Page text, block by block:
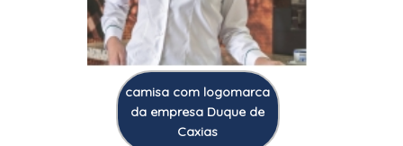
camisa com logomarca
da empresa Duque de
Caxias